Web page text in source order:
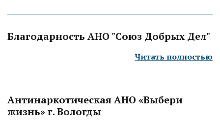
Благодарность АНО "Союз Добрых Дел"
Читать полностью
Антинаркотическая АНО «Выбери
жизнь» г. Вологды